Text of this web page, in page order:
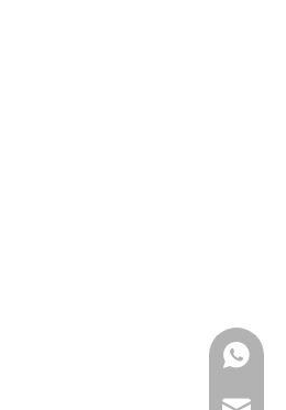
WhatsApp